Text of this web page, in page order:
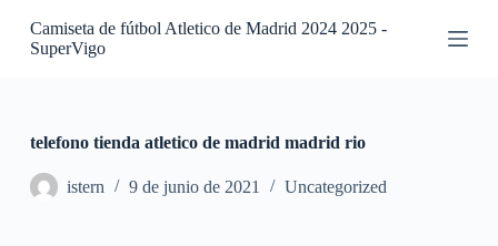
SCamiseta de fútbol Atletico de Madrid 2024 2025 -
SuperVigo
telefono tienda atletico de madrid madrid rio
istern 9 de junio de 2021 Uncategorized